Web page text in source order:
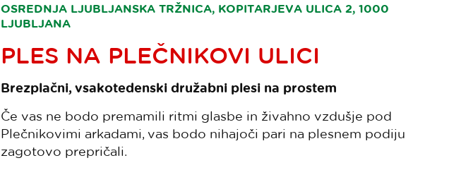
OSREDNJA LJUBLJANSKA TRŽNICA, KOPITARJEVA ULICA 2, 1000
LJUBLJANA
PLES NA PLEČNIKOVI ULICI
Brezplačni, vsakotedenski družabni plesi na prostem
Če vas ne bodo premamili ritmi glasbe in živahno vzdušje pod
Plečnikovimi arkadami, vas bodo nihajoči pari na plesnem podiju
zagotovo prepričali.